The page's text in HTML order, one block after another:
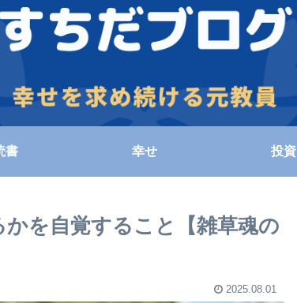
書 幸せ 投資
を自覚すること【雑草魂の
2025.08.01